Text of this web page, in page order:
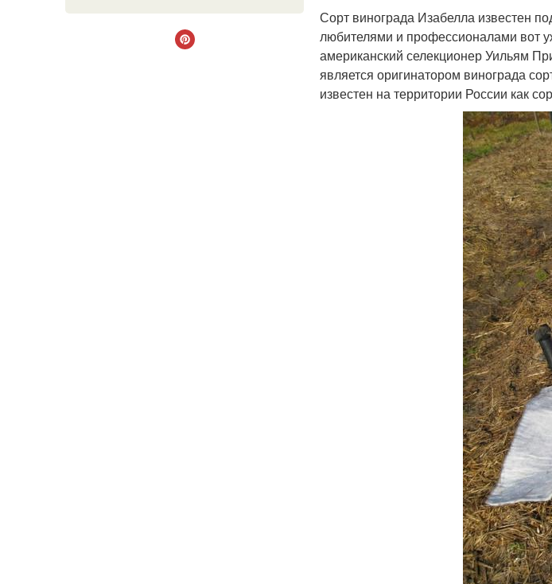
Сорт винограда Изабелла известен
любителями и профессионалами вот
американский селекционер Уильям
является оригинатором винограда
известен на территории России как